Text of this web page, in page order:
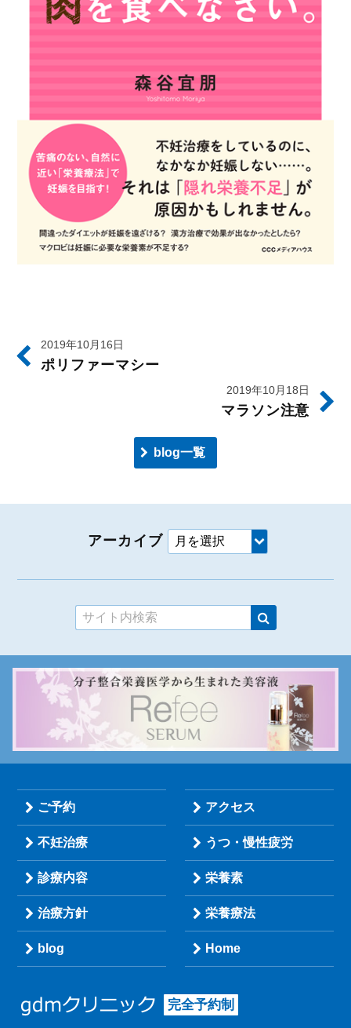
2019年10月16日
ポリファーマシー
2019年10月18日
マラソン注意
blog一覧
アーカイブ
ご予約 アクセス
不妊治療 うつ・慢性疲労
診療内容 栄養素
治療方針 栄養療法
blog Home
完全予約制